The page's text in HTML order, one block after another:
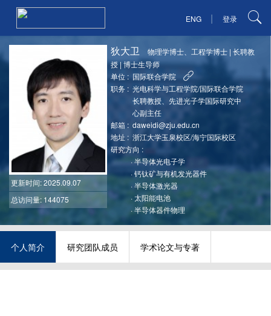
ENG | 登录
更新时间: 2025.09.07
总访问量: 144075
狄大卫 物理学博士、工程学博士 |长聘教
授|博士生导师
单位 : 国际联合学院
职务 : 光电科学与工程学院/国际联合学院
长聘教授、先进光子学国际研究中
心副主任
邮箱 : daweidi@zju.edu.cn
地址 : 浙江大学玉泉校区/海宁国际校区
研究方向 :
·半导体光电子学
·钙钛矿与有机发光器件
·半导体激光器
·太阳能电池
·半导体器件物理
个人简介 研究团队成员 学术论文与专著